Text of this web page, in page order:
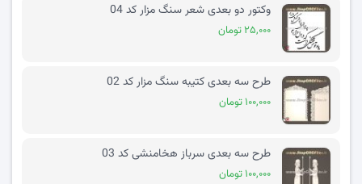
وکتور دو بعدی شعر سنگ مزار کد 04
۲۵,۰۰۰ تومان
طرح سه بعدی کتیبه سنگ مزار کد 02
۱۰۰,۰۰۰ تومان
طرح سه بعدی سرباز هخامنشی کد 03
۱۰۰,۰۰۰ تومان